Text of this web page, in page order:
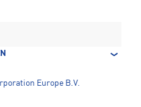
Europe B.V.